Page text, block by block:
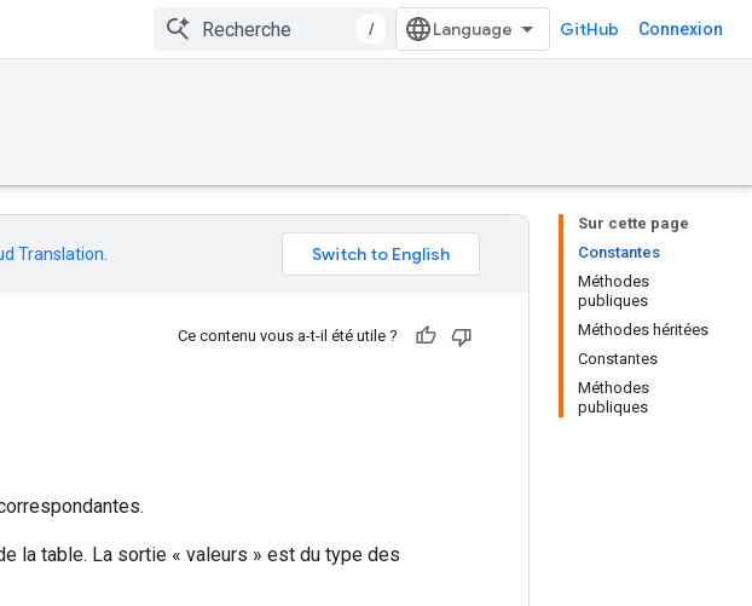
/ GitHub Connexion
Sur cette page
Constantes
Méthodes
publiques
Méthodes héritées
Constantes
Méthodes
publiques
Translation
Ce contenu vous a-t-il été utile ?
la table. La sortie « valeurs » est du type des